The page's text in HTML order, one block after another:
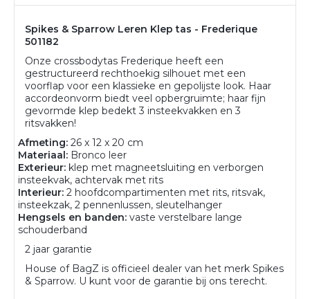
Spikes & Sparrow Leren Klep tas - Frederique
501182
Onze crossbodytas Frederique heeft een
gestructureerd rechthoekig silhouet met een
voorflap voor een klassieke en gepolijste look. Haar
accordeonvorm biedt veel opbergruimte; haar fijn
gevormde klep bedekt 3 insteekvakken en 3
ritsvakken!
Afmeting: 26 x 12 x 20 cm
Materiaal: Bronco leer
Exterieur: klep met magneetsluiting en verborgen
insteekvak, achtervak met rits
Interieur: 2 hoofdcompartimenten met rits, ritsvak,
insteekzak, 2 pennenlussen, sleutelhanger
Hengsels en banden: vaste verstelbare lange
schouderband
2 jaar garantie
House of BagZ is officieel dealer van het merk Spikes
& Sparrow. U kunt voor de garantie bij ons terecht.